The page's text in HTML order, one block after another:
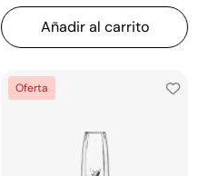
Añadir al carrito
Oferta